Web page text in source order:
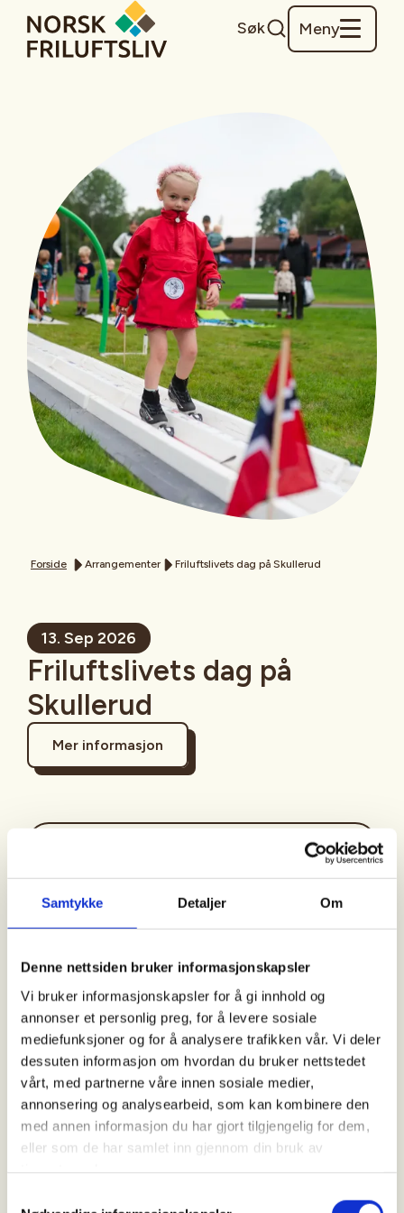
Samtykke Detaljer Om
Denne nettsiden bruker informasjonskapsler
Vi bruker informasjonskapsler for å gi innhold og
annonser et personlig preg, for å levere sosiale
mediefunksjoner og for å analysere trafikken vår. Vi deler
dessuten informasjon om hvordan du bruker nettstedet
vårt, med partnerne våre innen sosiale medier,
annonsering og analysearbeid, som kan kombinere den
med annen informasjon du har gjort tilgjengelig for dem,
eller som de har samlet inn gjennom din bruk av
Søk Meny
Forside Arrangementer Friluftslivets dag på Skullerud
13. Sep 2026
Friluftslivets dag på
Skullerud
Mer informasjon
Skullerudstua
Oslo
Tid
13. Sep 2026
Kl. 11.00 - 15.00
Arrangør
Skiforeningen